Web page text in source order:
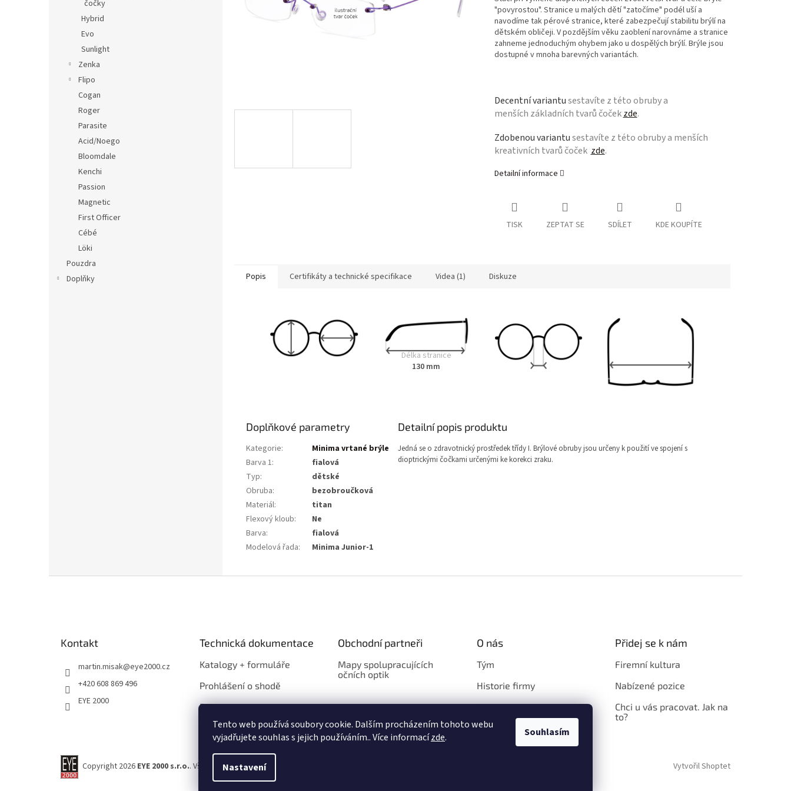
Tento web používá soubory cookie. Dalším procházením tohoto webu
vyjadřujete souhlas s jejich používáním.. Více informacízde.
Nastavení
Souhlasím
čočky
Hybrid
Evo
Sunlight
Zenka
Flipo
Cogan
Roger
Parasite
Acid/Noego
Bloomdale
Kenchi
Passion
Magnetic
First Officer
Cébé
Löki
Pouzdra
Doplňky
"povyrostou". Stranice u malých dětí "zatočíme" podél uší a
navodíme tak pérové stranice, které zabezpečují stabilitu brýlí na
dětském obličeji. V pozdějším věku zaoblení narovnáme a stranice
zahneme jednoduchým ohybem jako u dospělých brýlí. Brýle jsou
dostupné v mnoha barevných variantách.
Decentní variantusestavíte z této obrubya
menších základních tvarů čočekzde.
Zdobenou variantusestavíte z této obruby a menších
kreativních tvarů čoček zde.
Detailní informace
TISK ZEPTAT SE SDÍLET KDE KOUPÍTE
Popis Certifikáty a technické specifikace Videa (1) Diskuze
Délka stranice
130 mm
Doplňkové parametry
Kategorie:
Minima vrtané brýle
Barva 1:
fialová
Typ:
dětské
Obruba:
bezobroučková
Materiál:
titan
Flexový kloub:
Ne
Barva:
fialová
Modelová řada: Minima Junior-1
Detailní popis produktu
Jedná se o zdravotnický prostředek třídy I. Brýlové obruby jsou určeny k použití ve spojení s
dioptrickými čočkami určenými ke korekci zraku.
Kontakt
martin.misak@eye2000.cz
+420 608 869 496
EYE 2000
Technická dokumentace
Katalogy + formuláře
Prohlášení o shodě
Propagace
Obchodní partneři
Mapy spolupracujících
očních optik
O nás
Tým
Historie firmy
Loga
Přidej se k nám
Firemní kultura
Nabízené pozice
Chci u vás pracovat. Jak na
to?
Vytvořil Shoptet
Copyright 2026 EYE 2000 s.r.o.. Všechna práva vyhrazena.